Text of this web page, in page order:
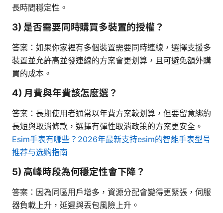
長時間穩定性。
3) 是否需要同時購買多裝置的授權？
答案：如果你家裡有多個裝置需要同時連線，選擇支援多
裝置並允許高並發連線的方案會更划算，且可避免額外購
買的成本。
4) 月費與年費該怎麼選？
答案：長期使用者通常以年費方案較划算，但要留意綁約
長短與取消條款，選擇有彈性取消政策的方案更安全。
Esim手表有哪些？2026年最新支持esim的智能手表型号
推荐与选购指南
5) 高峰時段為何穩定性會下降？
答案：因為同區用戶增多，資源分配會變得更緊張，伺服
器負載上升，延遲與丟包風險上升。